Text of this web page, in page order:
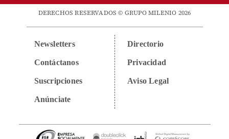
DERECHOS RESERVADOS © GRUPO MILENIO 2026
Newsletters
Contáctanos
Suscripciones
Anúnciate
Directorio
Privacidad
Aviso Legal